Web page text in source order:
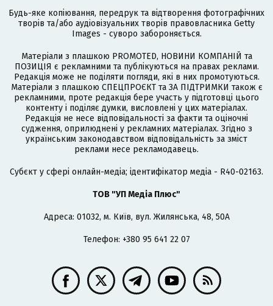
Будь-яке копіювання, передрук та відтворення фотографічних
творів та/або аудіовізуальних творів правовласника Getty
Images - суворо забороняється.
Матеріали з плашкою PROMOTED, НОВИНИ КОМПАНІЙ та
ПОЗИЦІЯ є рекламними та публікуються на правах реклами.
Редакція може не поділяти погляди, які в них промотуються.
Матеріали з плашкою СПЕЦПРОЄКТ та ЗА ПІДТРИМКИ також є
рекламними, проте редакція бере участь у підготовці цього
контенту і поділяє думки, висловлені у цих матеріалах.
Редакція не несе відповідальності за факти та оціночні
судження, оприлюднені у рекламних матеріалах. Згідно з
українським законодавством відповідальність за зміст
реклами несе рекламодавець.
Cубєкт у сфері онлайн-медіа; ідентифікатор медіа - R40-02163.
ТОВ "УП Медіа Плюс"
Адреса: 01032, м. Київ, вул. Жилянська, 48, 50А
Телефон: +380 95 641 22 07